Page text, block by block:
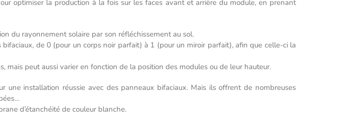
optimiser la production à la fois sur les faces avant et arrière du module, en prenant
du rayonnement solaire par son réfléchissement au sol.
de 0 (pour un corps noir parfait) à 1 (pour un miroir parfait), afin que celle-ci la
mais peut aussi varier en fonction de la position des modules ou de leur hauteur.
une installation réussie avec des panneaux bifaciaux. Mais ils offrent de nombreuses
d’étanchéité de couleur blanche.